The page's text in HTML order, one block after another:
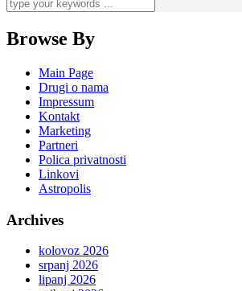
Browse By
Main Page
Drugi o nama
Impressum
Kontakt
Marketing
Partneri
Polica privatnosti
Linkovi
Astropolis
Archives
kolovoz 2026
srpanj 2026
lipanj 2026